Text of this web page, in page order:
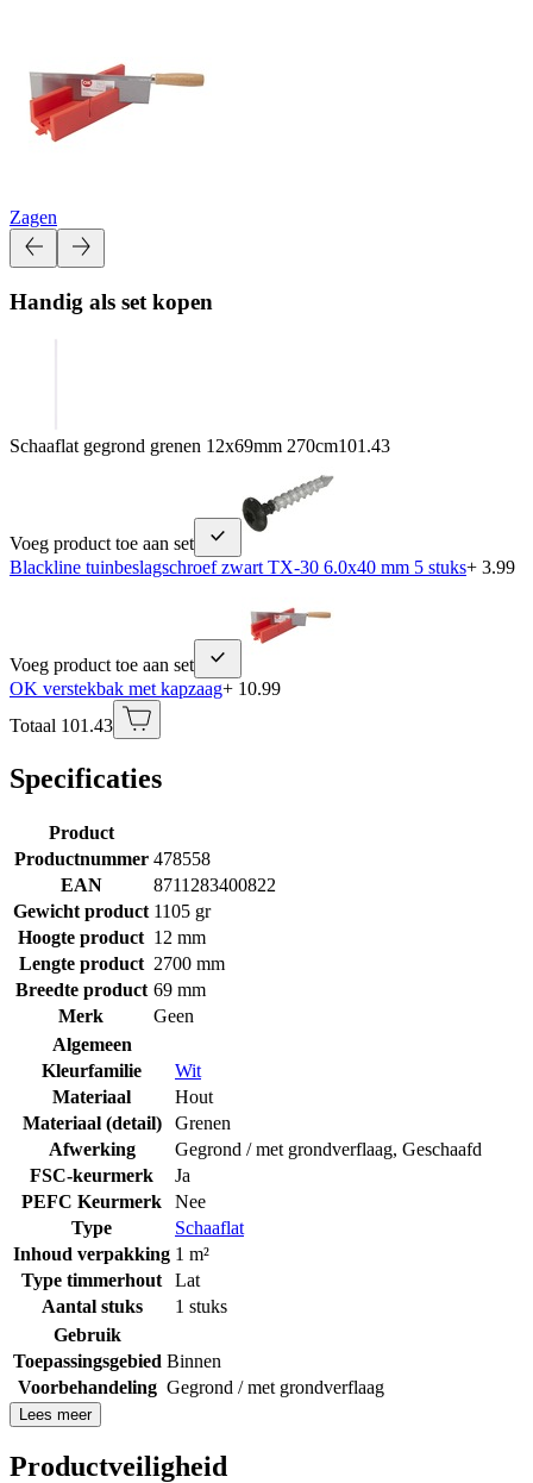
Zagen
Handig als set kopen
Schaaflat gegrond grenen 12x69mm 270cm101.43
Voeg product toe aan set
Blackline tuinbeslagschroef zwart TX-30 6.0x40 mm 5 stuks+ 3.99
Voeg product toe aan set
OK verstekbak met kapzaag+ 10.99
Totaal 101.43
Specificaties
Product
Productnummer 478558
EAN
8711283400822
Gewicht product 1105 gr
Hoogte product 12 mm
Lengte product 2700 mm
Breedte product 69 mm
Merk
Geen
Algemeen
Kleurfamilie
Wit
Materiaal
Hout
Materiaal (detail)
Grenen
Afwerking
Gegrond / met grondverflaag, Geschaafd
FSC-keurmerk
Ja
PEFC Keurmerk
Nee
Type
Schaaflat
Inhoud verpakking 1 m²
Type timmerhout
Lat
Aantal stuks
1 stuks
Gebruik
Toepassingsgebied Binnen
Voorbehandeling Gegrond / met grondverflaag
Lees meer
Productveiligheid